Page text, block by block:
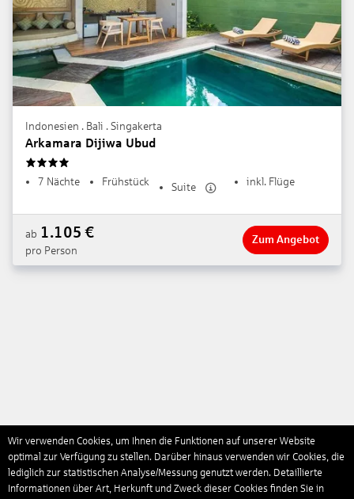
Indonesien . Bali . Singakerta
Arkamara Dijiwa Ubud
7 Nächte Frühstück Suite inkl. Flüge
ab 1.105 €
pro Person
Zum Angebot
Wir verwenden Cookies, um Ihnen die Funktionen auf unserer Website
optimal zur Verfügung zu stellen. Darüber hinaus verwenden wir Cookies, die
lediglich zur statistischen Analyse/Messung genutzt werden. Detaillierte
Informationen über Art, Herkunft und Zweck dieser Cookies finden Sie in